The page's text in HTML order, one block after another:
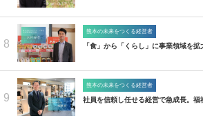
8
熊本の未来をつくる経営者
「食」から「くらし」に事業領域を
9
熊本の未来をつくる経営者
社員を信頼し任せる経営で急成長。福